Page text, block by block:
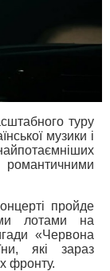
туру
музики і
пройде
лотами на
«Червона
які зараз
фронту.